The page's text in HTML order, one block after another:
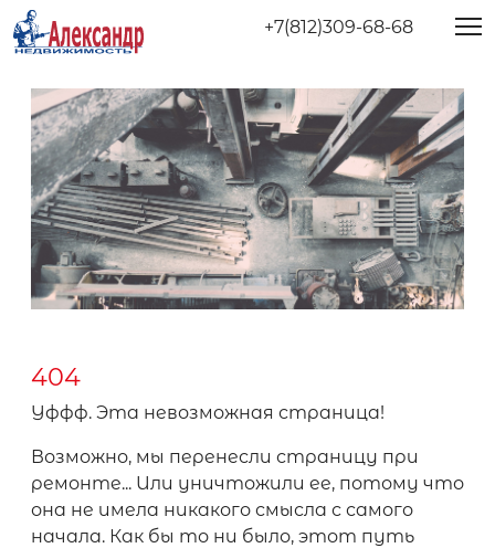
+7(812)309-68-68
404
Уффф. Эта невозможная страница!
Возможно, мы перенесли страницу при
ремонте... Или уничтожили ее, потому что
она не имела никакого смысла с самого
начала. Как бы то ни было, этот путь